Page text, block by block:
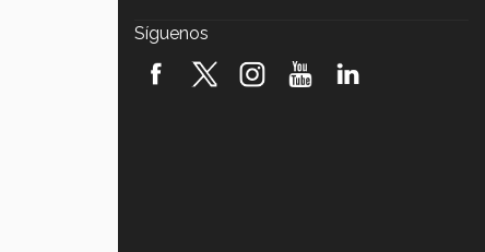
robótica FIRST 2026! (video)
Síguenos